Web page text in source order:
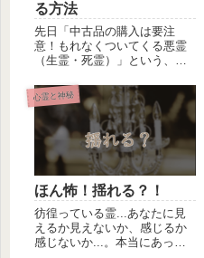
る方法
先日「中古品の購入は要注
意！もれなくついてくる悪霊
（生霊・死霊）」という、ネ
が、今回は...
心霊と神秘
ほん怖！揺れる？！
彷徨っている霊...あなたに見
えるか見えないか、感じるか
感じないか...。本当にあった